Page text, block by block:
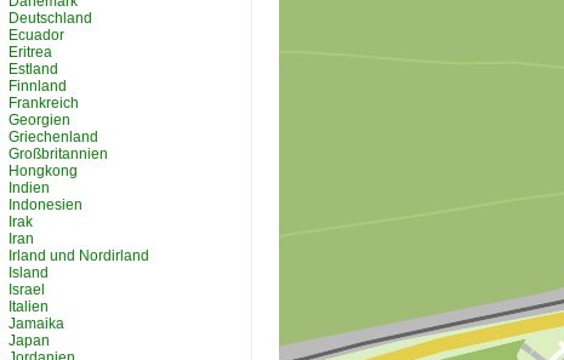
Deutschland
Ecuador
Eritrea
Estland
Finnland
Frankreich
Georgien
Griechenland
Großbritannien
Hongkong
Indien
Indonesien
Irak
Iran
Irland und Nordirland
Island
Israel
Italien
Jamaika
Japan